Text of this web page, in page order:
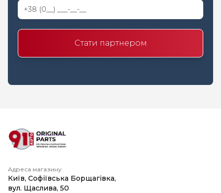
Стати партнером
Адреса магазину
Київ, Софіївська Борщагівка,
вул. Щаслива, 50